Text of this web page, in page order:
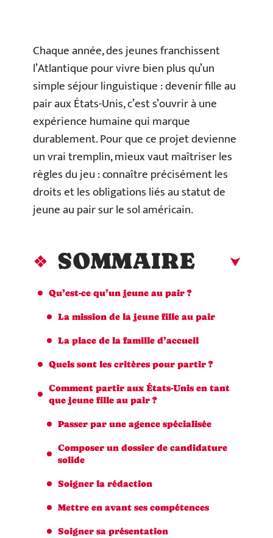
Chaque année, des jeunes franchissent
l’Atlantique pour vivre bien plus qu’un
simple séjour linguistique : devenir fille au
pair aux États-Unis, c’est s’ouvrir à une
expérience humaine qui marque
durablement. Pour que ce projet devienne
un vrai tremplin, mieux vaut maîtriser les
règles du jeu : connaître précisément les
droits et les obligations liés au statut de
jeune au pair sur le sol américain.
SOMMAIRE
Qu’est-ce qu’un jeune au pair ?
La mission de la jeune fille au pair
La place de la famille d’accueil
Quels sont les critères pour partir ?
Comment partir aux États-Unis en tant
que jeune fille au pair ?
Passer par une agence spécialisée
Composer un dossier de candidature
solide
Soigner la rédaction
Mettre en avant ses compétences
Soigner sa présentation